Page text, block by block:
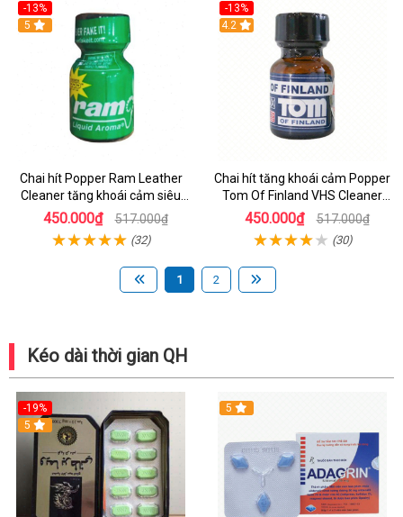
-13%
Hot
5
Chai hít Popper Ram Leather
Cleaner tăng khoái cảm siêu
mạnh 10ml
450.000₫ 517.000₫
(32)
-13%
4.2
Chai hít tăng khoái cảm Popper
Tom Of Finland VHS Cleaner
Use A Top - Chai 10ml
450.000₫ 517.000₫
(30)
1 2
Kéo dài thời gian QH
-19%
Hot
5
5